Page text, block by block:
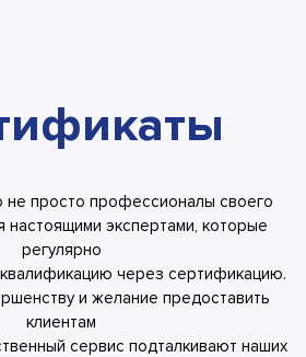
не просто профессионалы своего
настоящими экспертами, которые
регулярно
через сертификацию.
и желание предоставить
клиентам
сервис подталкивают наших